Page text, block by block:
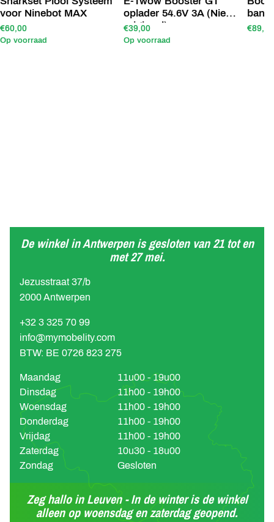
voor Ninebot MAX
€60,00
Op voorraad
oplader 54.6V 3A (Niet
origineel)
€39,00
Op voorraad
band
€89,90
De winkel in Antwerpen is gesloten van 21 tot en
met 27 mei.
Jezusstraat 37/b
2000 Antwerpen
+32 3 325 70 99
info@mymobelity.com
BTW: BE 0726 823 275
Maandag
11u00 - 19u00
Dinsdag
11h00 - 19h00
Woensdag
11h00 - 19h00
Donderdag
11h00 - 19h00
Vrijdag
11h00 - 19h00
Zaterdag
10u30 - 18u00
Zondag
Gesloten
Zeg hallo in Leuven - In de winter is de winkel
alleen op woensdag en zaterdag geopend.